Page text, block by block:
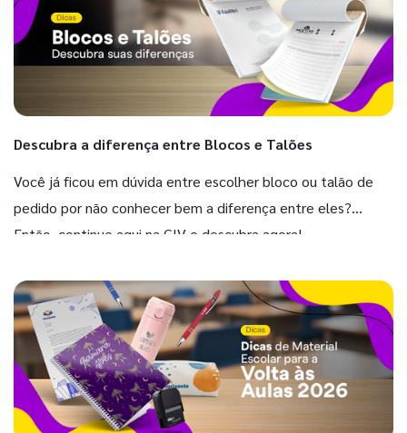
Descubra a diferença entre Blocos e Talões
Você já ficou em dúvida entre escolher bloco ou talão de
pedido por não conhecer bem a diferença entre eles?
Então, continue aqui na GIV e descubra agora!